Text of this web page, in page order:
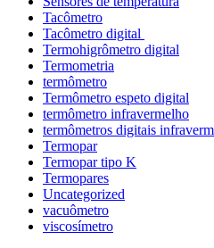
Tacômetro
Tacômetro digital
Termohigrômetro digital
Termometria
termômetro
Termômetro espeto digital
termômetro infravermelho
termômetros digitais
Termopar
Termopar tipo K
Termopares
Uncategorized
vacuômetro
viscosímetro